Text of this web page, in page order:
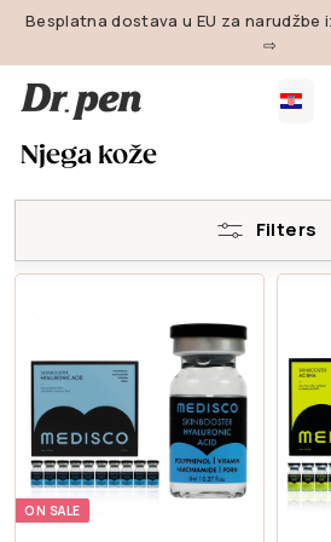
Preskoči
sadržaj
Pauziraj
Besplatna dostava u EU za narudžbe
⇨
D
P
E
Njega kože
Filters
ON SALE